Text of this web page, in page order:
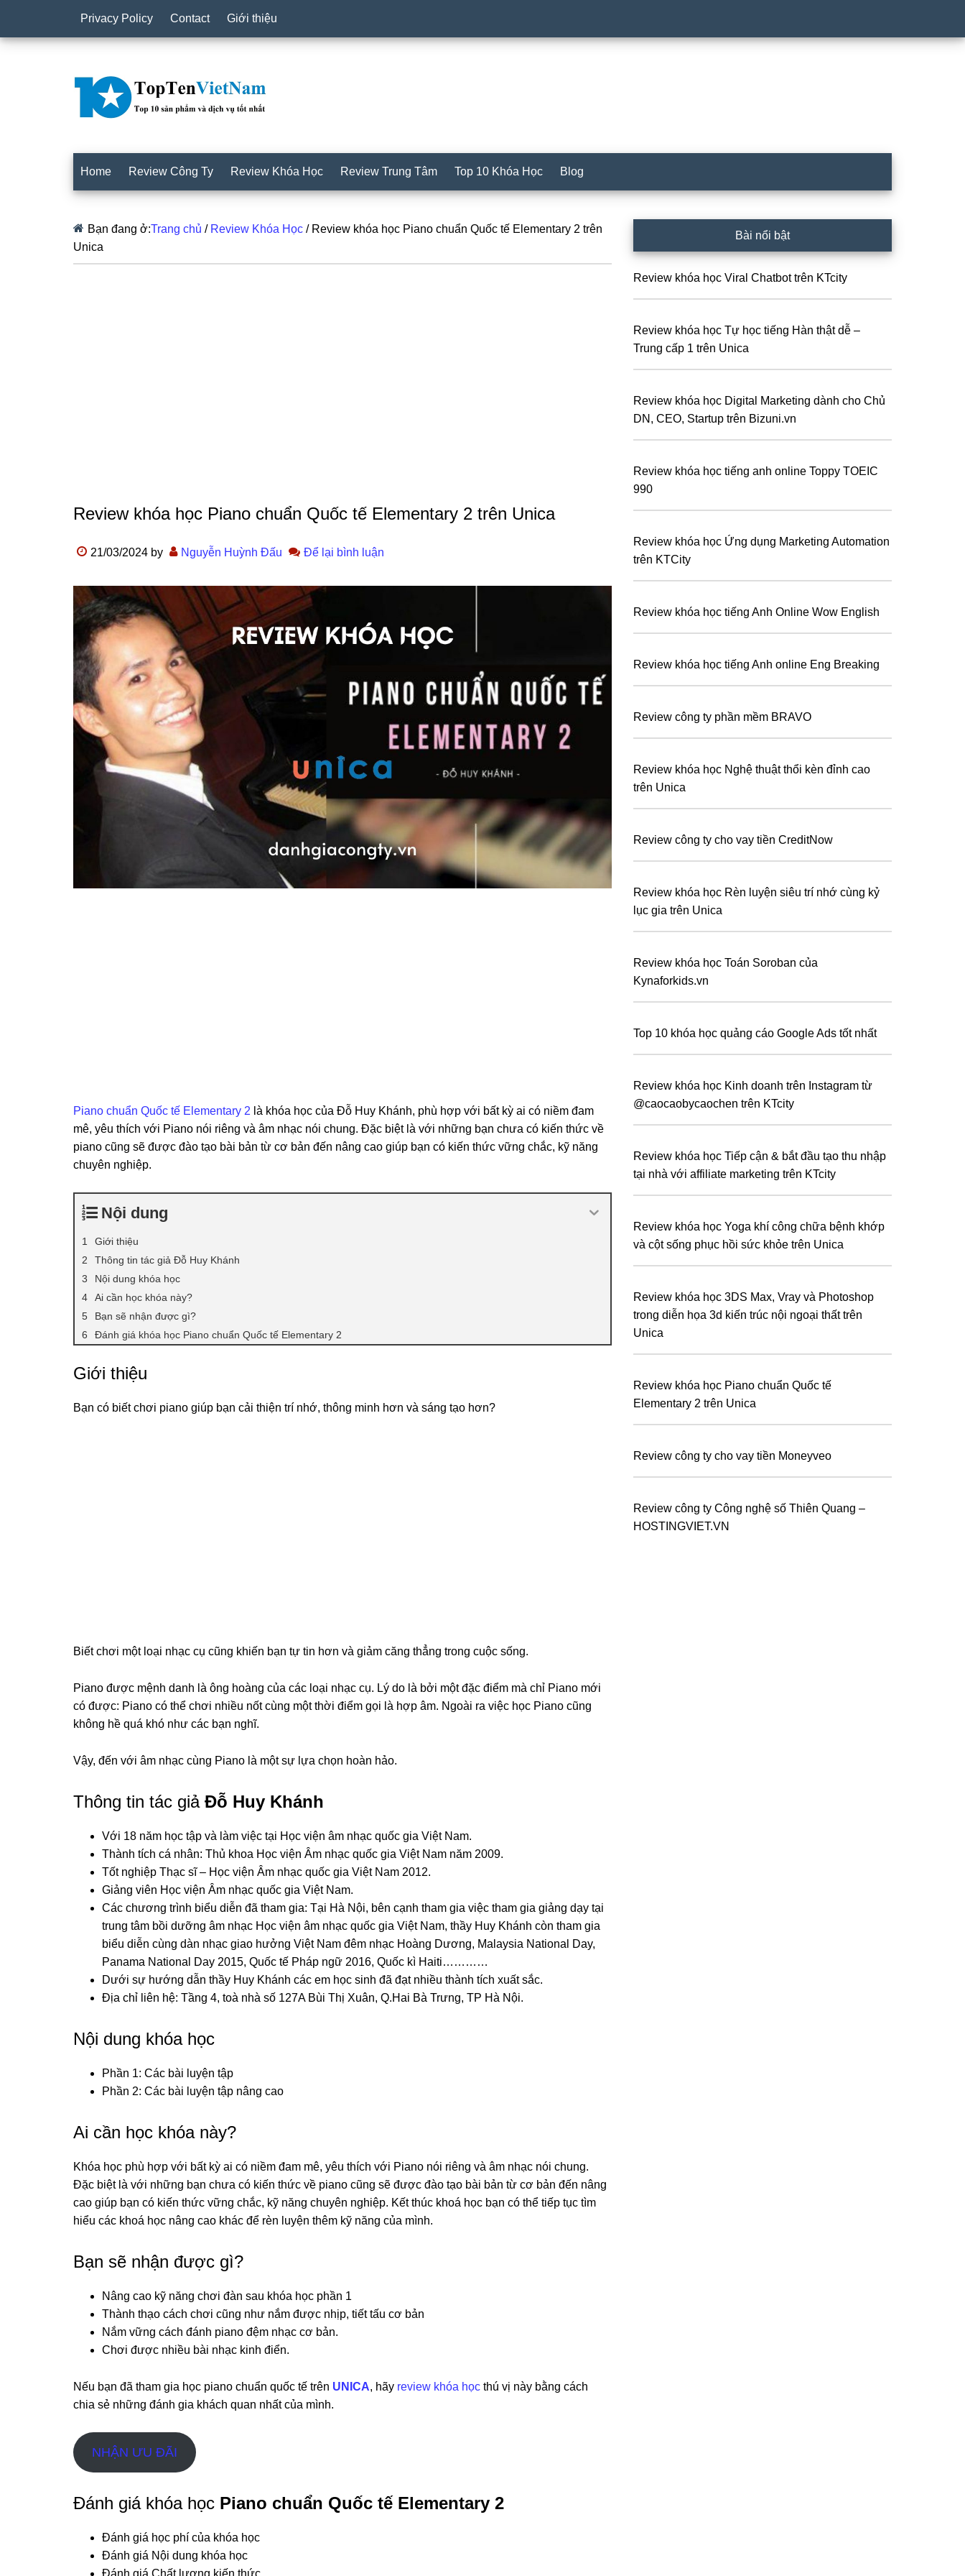
Privacy Policy Contact Giới thiệu
Home Review Công Ty Review Khóa Học Review Trung Tâm Top 10 Khóa Học Blog
Bạn đang ở:Trang chủ / Review Khóa Học /Review khóa học Piano chuẩn Quốc tế Elementary 2 trên
Unica
Review khóa học Piano chuẩn Quốc tế Elementary 2 trên Unica
21/03/2024 by Nguyễn Huỳnh Đấu Để lại bình luận
Piano chuẩn Quốc tế Elementary 2 là khóa học của Đỗ Huy Khánh, phù hợp với bất kỳ ai có niềm đam
mê, yêu thích với Piano nói riêng và âm nhạc nói chung. Đặc biệt là với những bạn chưa có kiến thức về
piano cũng sẽ được đào tạo bài bản từ cơ bản đến nâng cao giúp bạn có kiến thức vững chắc, kỹ năng
chuyên nghiệp.
Nội dung
Giới thiệu
Thông tin tác giả Đỗ Huy Khánh
Nội dung khóa học
Ai cần học khóa này?
Bạn sẽ nhận được gì?
Đánh giá khóa học Piano chuẩn Quốc tế Elementary 2
Giới thiệu
Bạn có biết chơi piano giúp bạn cải thiện trí nhớ, thông minh hơn và sáng tạo hơn?
Biết chơi một loại nhạc cụ cũng khiến bạn tự tin hơn và giảm căng thẳng trong cuộc sống.
Piano được mệnh danh là ông hoàng của các loại nhạc cụ. Lý do là bởi một đặc điểm mà chỉ Piano mới
có được: Piano có thể chơi nhiều nốt cùng một thời điểm gọi là hợp âm. Ngoài ra việc học Piano cũng
không hề quá khó như các bạn nghĩ.
Vậy, đến với âm nhạc cùng Piano là một sự lựa chọn hoàn hảo.
Thông tin tác giả Đỗ Huy Khánh
Với 18 năm học tập và làm việc tại Học viện âm nhạc quốc gia Việt Nam.
Thành tích cá nhân: Thủ khoa Học viện Âm nhạc quốc gia Việt Nam năm 2009.
Tốt nghiệp Thạc sĩ – Học viện Âm nhạc quốc gia Việt Nam 2012.
Giảng viên Học viện Âm nhạc quốc gia Việt Nam.
Các chương trình biểu diễn đã tham gia: Tại Hà Nội, bên cạnh tham gia việc tham gia giảng dạy tại
trung tâm bồi dưỡng âm nhạc Học viện âm nhạc quốc gia Việt Nam, thầy Huy Khánh còn tham gia
biểu diễn cùng dàn nhạc giao hưởng Việt Nam đêm nhạc Hoàng Dương, Malaysia National Day,
Panama National Day 2015, Quốc tế Pháp ngữ 2016, Quốc kì Haiti…………
Dưới sự hướng dẫn thầy Huy Khánh các em học sinh đã đạt nhiều thành tích xuất sắc.
Địa chỉ liên hệ: Tầng 4, toà nhà số 127A Bùi Thị Xuân, Q.Hai Bà Trưng, TP Hà Nội.
Nội dung khóa học
Phần 1: Các bài luyện tập
Phần 2: Các bài luyện tập nâng cao
Ai cần học khóa này?
Khóa học phù hợp với bất kỳ ai có niềm đam mê, yêu thích với Piano nói riêng và âm nhạc nói chung.
Đặc biệt là với những bạn chưa có kiến thức về piano cũng sẽ được đào tạo bài bản từ cơ bản đến nâng
cao giúp bạn có kiến thức vững chắc, kỹ năng chuyên nghiệp. Kết thúc khoá học bạn có thể tiếp tục tìm
hiểu các khoá học nâng cao khác để rèn luyện thêm kỹ năng của mình.
Bạn sẽ nhận được gì?
Nâng cao kỹ năng chơi đàn sau khóa học phần 1
Thành thạo cách chơi cũng như nắm được nhịp, tiết tấu cơ bản
Nắm vững cách đánh piano đệm nhạc cơ bản.
Chơi được nhiều bài nhạc kinh điển.
Nếu bạn đã tham gia học piano chuẩn quốc tế trên UNICA, hãy review khóa học thú vị này bằng cách
chia sẻ những đánh gia khách quan nhất của mình.
NHẬN ƯU ĐÃI
Đánh giá khóa học Piano chuẩn Quốc tế Elementary 2
Đánh giá học phí của khóa học
Đánh giá Nội dung khóa học
Đánh giá Chất lượng kiến thức
chính
Bài nổi bật
Review khóa học Viral Chatbot trên KTcity
Review khóa học Tự học tiếng Hàn thật dễ –
Trung cấp 1 trên Unica
Review khóa học Digital Marketing dành cho Chủ
DN, CEO, Startup trên Bizuni.vn
Review khóa học tiếng anh online Toppy TOEIC
990
Review khóa học Ứng dụng Marketing Automation
trên KTCity
Review khóa học tiếng Anh Online Wow English
Review khóa học tiếng Anh online Eng Breaking
Review công ty phần mềm BRAVO
Review khóa học Nghệ thuật thổi kèn đỉnh cao
trên Unica
Review công ty cho vay tiền CreditNow
Review khóa học Rèn luyện siêu trí nhớ cùng kỷ
lục gia trên Unica
Review khóa học Toán Soroban của
Kynaforkids.vn
Top 10 khóa học quảng cáo Google Ads tốt nhất
Review khóa học Kinh doanh trên Instagram từ
@caocaobycaochen trên KTcity
Review khóa học Tiếp cận & bắt đầu tạo thu nhập
tại nhà với affiliate marketing trên KTcity
Review khóa học Yoga khí công chữa bệnh khớp
và cột sống phục hồi sức khỏe trên Unica
Review khóa học 3DS Max, Vray và Photoshop
trong diễn họa 3d kiến trúc nội ngoại thất trên
Unica
Review khóa học Piano chuẩn Quốc tế
Elementary 2 trên Unica
Review công ty cho vay tiền Moneyveo
Review công ty Công nghệ số Thiên Quang –
HOSTINGVIET.VN